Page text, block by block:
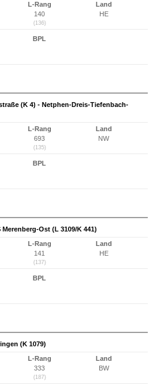
L-Rang
140
(136)
Land
HE
BPL
(K 4) - Netphen-Dreis-Tiefenbach-
L-Rang
693
(135)
Land
NW
BPL
Ost (L 3109/K 441)
L-Rang
141
(137)
Land
HE
BPL
(K 1079)
L-Rang
333
(187)
Land
BW